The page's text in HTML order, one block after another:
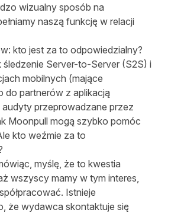
wizualny sposób na
naszą funkcję w relacji
kto jest za to odpowiedzialny?
śledzenie Server-to-Server (S2S) i
mobilnych (mające
do partnerów z aplikacją
przeprowadzane przez
Moonpull mogą szybko pomóc
kto weźmie za to
myślę, że to kwestia
wszyscy mamy w tym interes,
Istnieje
że wydawca skontaktuje się